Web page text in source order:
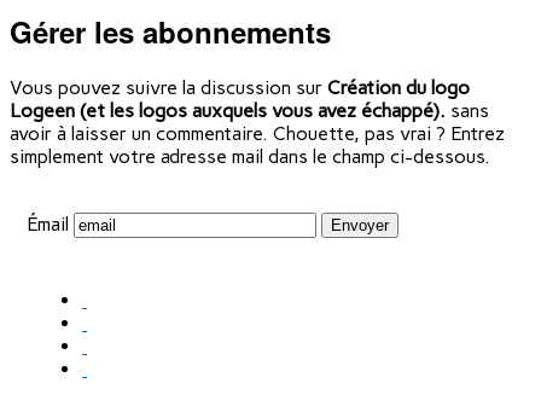
Gérer les abonnements
Vous pouvez suivre la discussion sur Création du logo
Logeen (et les logos auxquels vous avez échappé). sans
avoir à laisser un commentaire. Chouette, pas vrai ? Entrez
simplement votre adresse mail dans le champ ci-dessous.
Émail